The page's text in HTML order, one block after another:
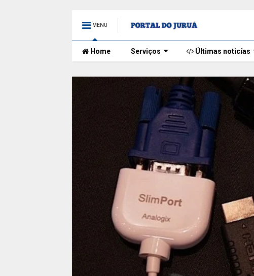
MENU
Home Serviços Últimas noticías